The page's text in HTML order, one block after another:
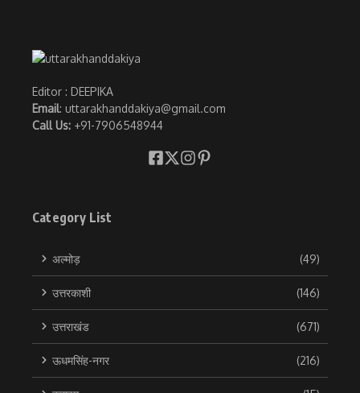
Editor : DEEPIKA
Email: uttarakhanddakiya@gmail.com
Call Us: +91-7906548944
Category List
अल्मोड़ (49)
उत्तरकाशी (146)
उत्तराखंड (671)
ऊधमसिंह-नगर (216)